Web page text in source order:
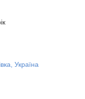
Україна